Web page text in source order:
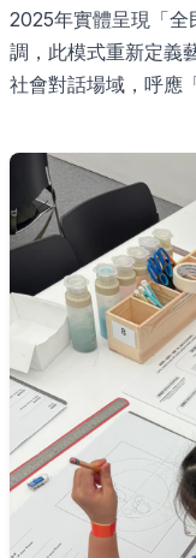
2025年實體呈現「全
調，此模式重新定義
社會對話場域，呼應